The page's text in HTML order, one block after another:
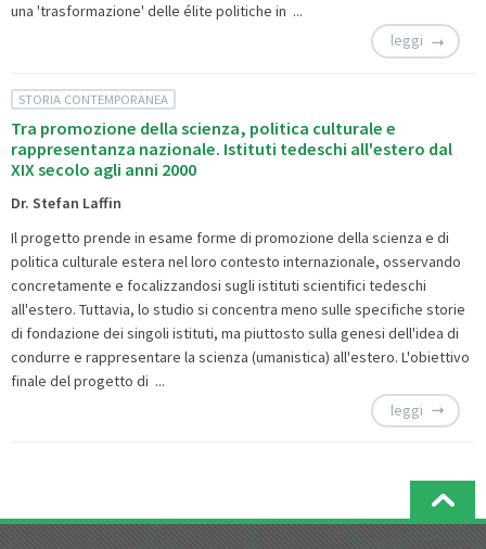
una 'trasformazione' delle élite politiche in ...
leggi
STORIA CONTEMPORANEA
Tra promozione della scienza, politica culturale e
rappresentanza nazionale. Istituti tedeschi all'estero dal
XIX secolo agli anni 2000
Dr. Stefan Laffin
Il progetto prende in esame forme di promozione della scienza e di
politica culturale estera nel loro contesto internazionale, osservando
concretamente e focalizzandosi sugli istituti scientifici tedeschi
all'estero. Tuttavia, lo studio si concentra meno sulle specifiche storie
di fondazione dei singoli istituti, ma piuttosto sulla genesi dell'idea di
condurre e rappresentare la scienza (umanistica) all'estero. L'obiettivo
finale del progetto di ...
leggi